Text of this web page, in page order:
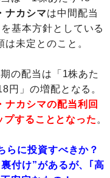
ナカシマは中間配当
基本方針としている
未定とのこと。
の配当は「1株あた
円」の増配となる。
ナカシマの配当利回
することとなった 。
らに投資すべきか？
付け”があるが、｢高